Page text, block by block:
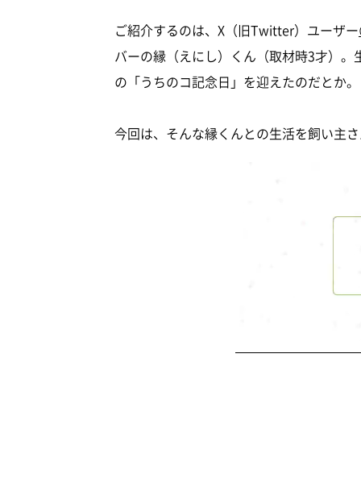
ご紹介するのは、X（旧Twitter）ユーザー
バーの縁（えにし）くん（取材時3才）
の「うちのコ記念日」を迎えたのだとか。
今回は、そんな縁くんとの生活を飼い主